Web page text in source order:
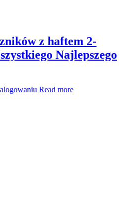
z haftem 2-
Najlepszego
Read more